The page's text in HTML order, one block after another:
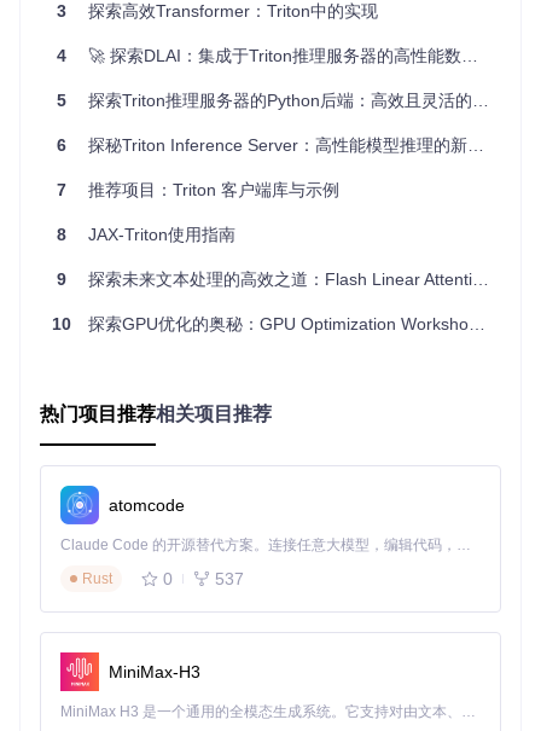
1. 高效与生产力
Triton提供了比CUDA更简单的编程模型，允许开发者更快地
现更多元化的计算模式，适应不断变化的需求。
未来还将支持AMD GPU和CPU，增加了跨平台使用的可能
的后台，增强了对连续矩阵乘法的支持，比如在闪光注意力
（Flash Attention）等场景中。
只需一条命令即可安装最新稳定版Triton：
或者，如果你想获取最新的夜间构建版本，可以执行：
3 探索高效Transformer：Triton中的实现
4 🚀 探索DLAI：集成于Triton推理服务器的高性能数据预处理库
5 探索Triton推理服务器的Python后端：高效且灵活的深度学习模型部署
6 探秘Triton Inference Server：高性能模型推理的新选择
7 推荐项目：Triton 客户端库与示例
8 JAX-Triton使用指南
9 探索未来文本处理的高效之道：Flash Linear Attention 项目深度剖析与应用推荐
10 探索GPU优化的奥秘：GPU Optimization Workshop 2024
热门项目推荐相关项目推荐
atomcode
Claude Code 的开源替代方案。连接任意大模型，编辑代码，运行命令，自动验证 — 全自动执行。用 Rust 构建，极致性能。 ｜ An open-source alternative to Claude Code. Connect any LLM, edit code, run commands, and verify changes — autonomously. Built in Rust for speed. Get Started
Rust
0 537
MiniMax-H3
MiniMax H3 是一个通用的全模态生成系统。它支持对由文本、图像、视频和音频组成的多模态上下文进行统一理解，并能生成分辨率高达 2K、时长可达 15 秒的带原生立体声音频的视频。得益于面向任务泛化的系统设计，H3 在预训练阶段就已具备广泛的多模态上下文理解与生成能力，能够出色地执行复杂的多模态指令。